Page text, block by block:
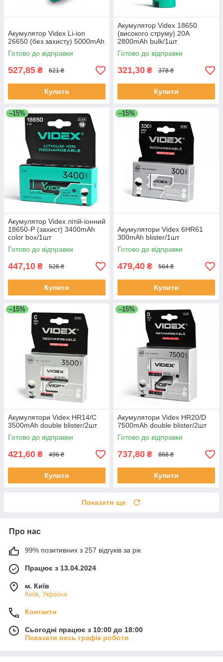
Акумулятор Videx Li-ion
26650 (без захисту) 5000mAh
Готово до відправки
527,85 ₴ 621 ₴
Купити
Акумулятор Videx 18650
(високого струму) 20A
2800mAh bulk/1шт
Готово до відправки
321,30 ₴ 378 ₴
Купити
–15%
Акумулятор Videx літій-іонний
18650-P (захист) 3400mAh
color box/1шт
Готово до відправки
447,10 ₴ 526 ₴
Купити
–15%
Акумулятори Videx 6HR61
300mAh blister/1шт
Готово до відправки
479,40 ₴ 564 ₴
Купити
–15%
Акумулятори Videx HR14/C
3500mAh double blister/2шт
Готово до відправки
421,60 ₴ 496 ₴
Купити
–15%
Акумулятори Videx HR20/D
7500mAh double blister/2шт
Готово до відправки
737,80 ₴ 868 ₴
Купити
Показати ще
Про нас
99% позитивних з 257 відгуків за рік
Працює з 13.04.2024
м. Київ
Київ, Україна
Контакти
Сьогодні працює з 10:00 до 18:00
Показати весь графік роботи